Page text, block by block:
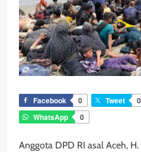
Facebook 0 Tweet 0
WhatsApp
0
Anggota DPD RI asal Aceh,